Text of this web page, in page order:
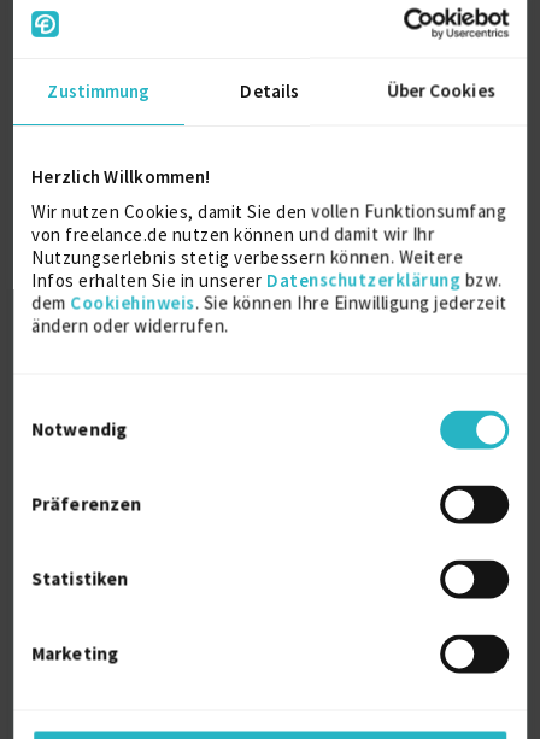
Zustimmung Details Über Cookies
Herzlich Willkommen!
Wir nutzen Cookies, damit Sie den vollen Funktionsumfang
von freelance.de nutzen können und damit wir Ihr
Nutzungserlebnis stetig verbessern können. Weitere
Infos erhalten Sie in unserer Datenschutzerklärung bzw.
dem Cookiehinweis. Sie können Ihre Einwilligung jederzeit
ändern oder widerrufen.
Notwendig
Präferenzen
Statistiken
Marketing
NLP-Spezialist | Sprachwissenschaftler |
Exper...
zuletzt online vor 3 Tagen
Datenanalyse
8 J.
Verfügbarkeit einsehen
Schweiz